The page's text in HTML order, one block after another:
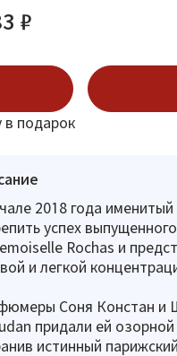
₽
в подарок
2018 года
успех
Rochas и
и легкой
Соня Констан и
придали ей
истинный